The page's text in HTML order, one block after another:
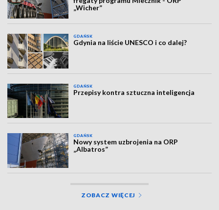
„Wicher”
GDAŃSK
Gdynia na liście UNESCO i co dalej?
GDAŃSK
Przepisy kontra sztuczna inteligencja
GDAŃSK
Nowy system uzbrojenia na ORP
„Albatros”
ZOBACZ WIĘCEJ